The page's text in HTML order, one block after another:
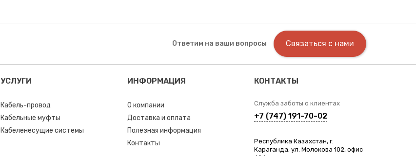
Ответим на ваши вопросы Связаться с нами
УСЛУГИ
Кабель-провод
Кабельные муфты
Кабеленесущие системы
ИНФОРМАЦИЯ
О компании
Доставка и оплата
Полезная информация
Контакты
КОНТАКТЫ
Служба заботы о клиентах
+7 (747) 191-70-02
Республика Казахстан, г.
Караганда, ул. Молокова 102, офис